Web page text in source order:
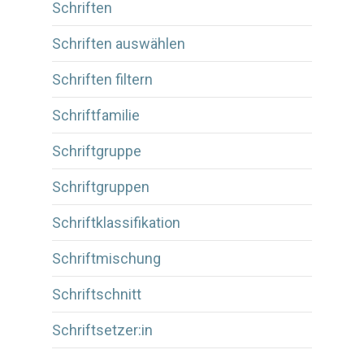
Schriften
Schriften auswählen
Schriften filtern
Schriftfamilie
Schriftgruppe
Schriftgruppen
Schriftklassifikation
Schriftmischung
Schriftschnitt
Schriftsetzer:in